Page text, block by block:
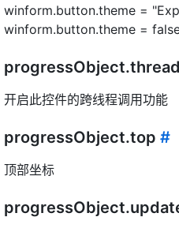
winform.button.theme =
winform.button.theme =
开启此控件的跨线程调用功能
progressObject.top #
顶部坐标